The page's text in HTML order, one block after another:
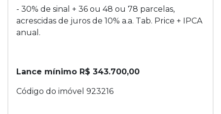
- 30% de sinal + 36 ou 48 ou 78 parcelas,
acrescidas de juros de 10% a.a. Tab. Price + IPCA
anual.
Lance mínimo R$ 343.700,00
Código do imóvel 923216